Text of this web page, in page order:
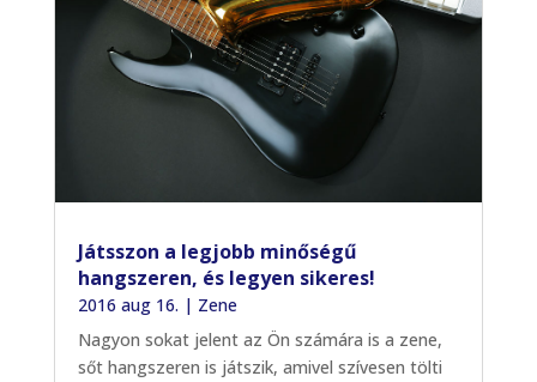
Játsszon a legjobb minőségű
hangszeren, és legyen sikeres!
2016 aug 16. | Zene
Nagyon sokat jelent az Ön számára is a zene,
sőt hangszeren is játszik, amivel szívesen tölti